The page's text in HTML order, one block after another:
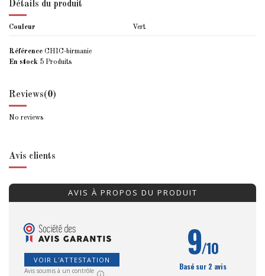
Détails du produit
Couleur Vert
Référence CHIC-birmanie
En stock 5 Produits
Reviews(0)
No reviews
Avis clients
AVIS À PROPOS DU PRODUIT
VOIR L'ATTESTATION
Avis soumis à un contrôle
9/10
Basé sur 2 avis